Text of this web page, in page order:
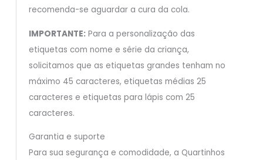
recomenda-se aguardar a cura da cola.
IMPORTANTE:Para a personalização das
etiquetas com nome e série da criança,
solicitamos que as etiquetas grandes tenham no
máximo 45 caracteres, etiquetas médias 25
caracteres e etiquetas para lápis com 25
caracteres.
Garantia e suporte
Para sua segurança e comodidade, a Quartinhos